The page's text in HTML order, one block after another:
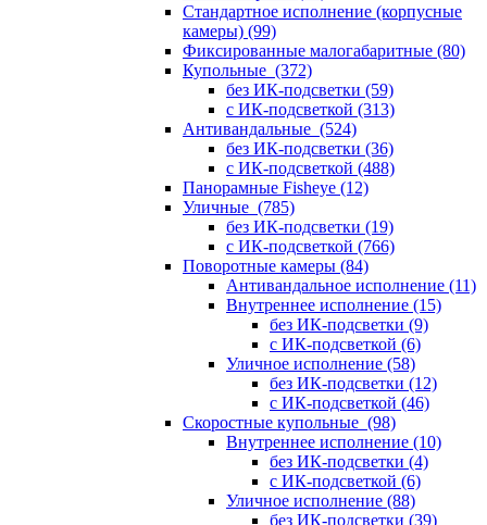
Стандартное исполнение (корпусные
камеры) (99)
Фиксированные малогабаритные (80)
Купольные (372)
без ИК-подсветки (59)
с ИК-подсветкой (313)
Антивандальные (524)
без ИК-подсветки (36)
с ИК-подсветкой (488)
Панорамные Fisheye (12)
Уличные (785)
без ИК-подсветки (19)
с ИК-подсветкой (766)
Поворотные камеры (84)
Антивандальное исполнение (11)
Внутреннее исполнение (15)
без ИК-подсветки (9)
с ИК-подсветкой (6)
Уличное исполнение (58)
без ИК-подсветки (12)
с ИК-подсветкой (46)
Скоростные купольные (98)
Внутреннее исполнение (10)
без ИК-подсветки (4)
с ИК-подсветкой (6)
Уличное исполнение (88)
без ИК-подсветки (39)